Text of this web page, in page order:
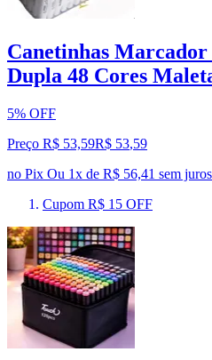
Canetinhas
Dupla 48 Cores
5% OFF
Preço R$ 53,59R$ 53,59
no Pix Ou 1x de R$ 56,41 sem juros
Cupom R$ 15 OFF